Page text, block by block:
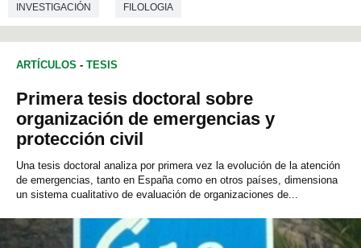
INVESTIGACIÓN FILOLOGIA
ARTÍCULOS - TESIS
Primera tesis doctoral sobre
organización de emergencias y
protección civil
Una tesis doctoral analiza por primera vez la evolución de la atención
de emergencias, tanto en España como en otros países, dimensiona
un sistema cualitativo de evaluación de organizaciones de...